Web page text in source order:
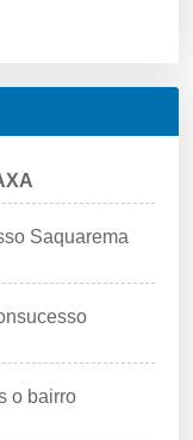
Saquarema
o bairro